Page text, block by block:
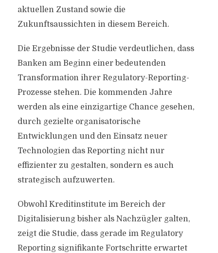
aktuellen Zustand sowie die
Zukunftsaussichten in diesem Bereich.
Die Ergebnisse der Studie verdeutlichen, dass
Banken am Beginn einer bedeutenden
Transformation ihrer Regulatory-Reporting-
Prozesse stehen. Die kommenden Jahre
werden als eine einzigartige Chance gesehen,
durch gezielte organisatorische
Entwicklungen und den Einsatz neuer
Technologien das Reporting nicht nur
effizienter zu gestalten, sondern es auch
strategisch aufzuwerten.
Obwohl Kreditinstitute im Bereich der
Digitalisierung bisher als Nachzügler galten,
zeigt die Studie, dass gerade im Regulatory
Reporting signifikante Fortschritte erwartet